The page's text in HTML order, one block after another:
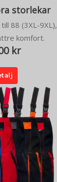
storlekar
88 (3XL-9XL),
komfort.
kr